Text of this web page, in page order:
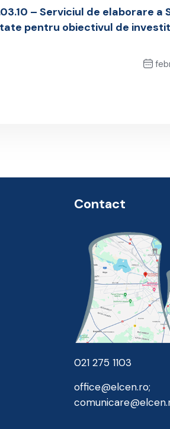
– Serviciul de elaborare a
pentru obiectivul de
Contact
021 275 1103
office@elcen.ro;